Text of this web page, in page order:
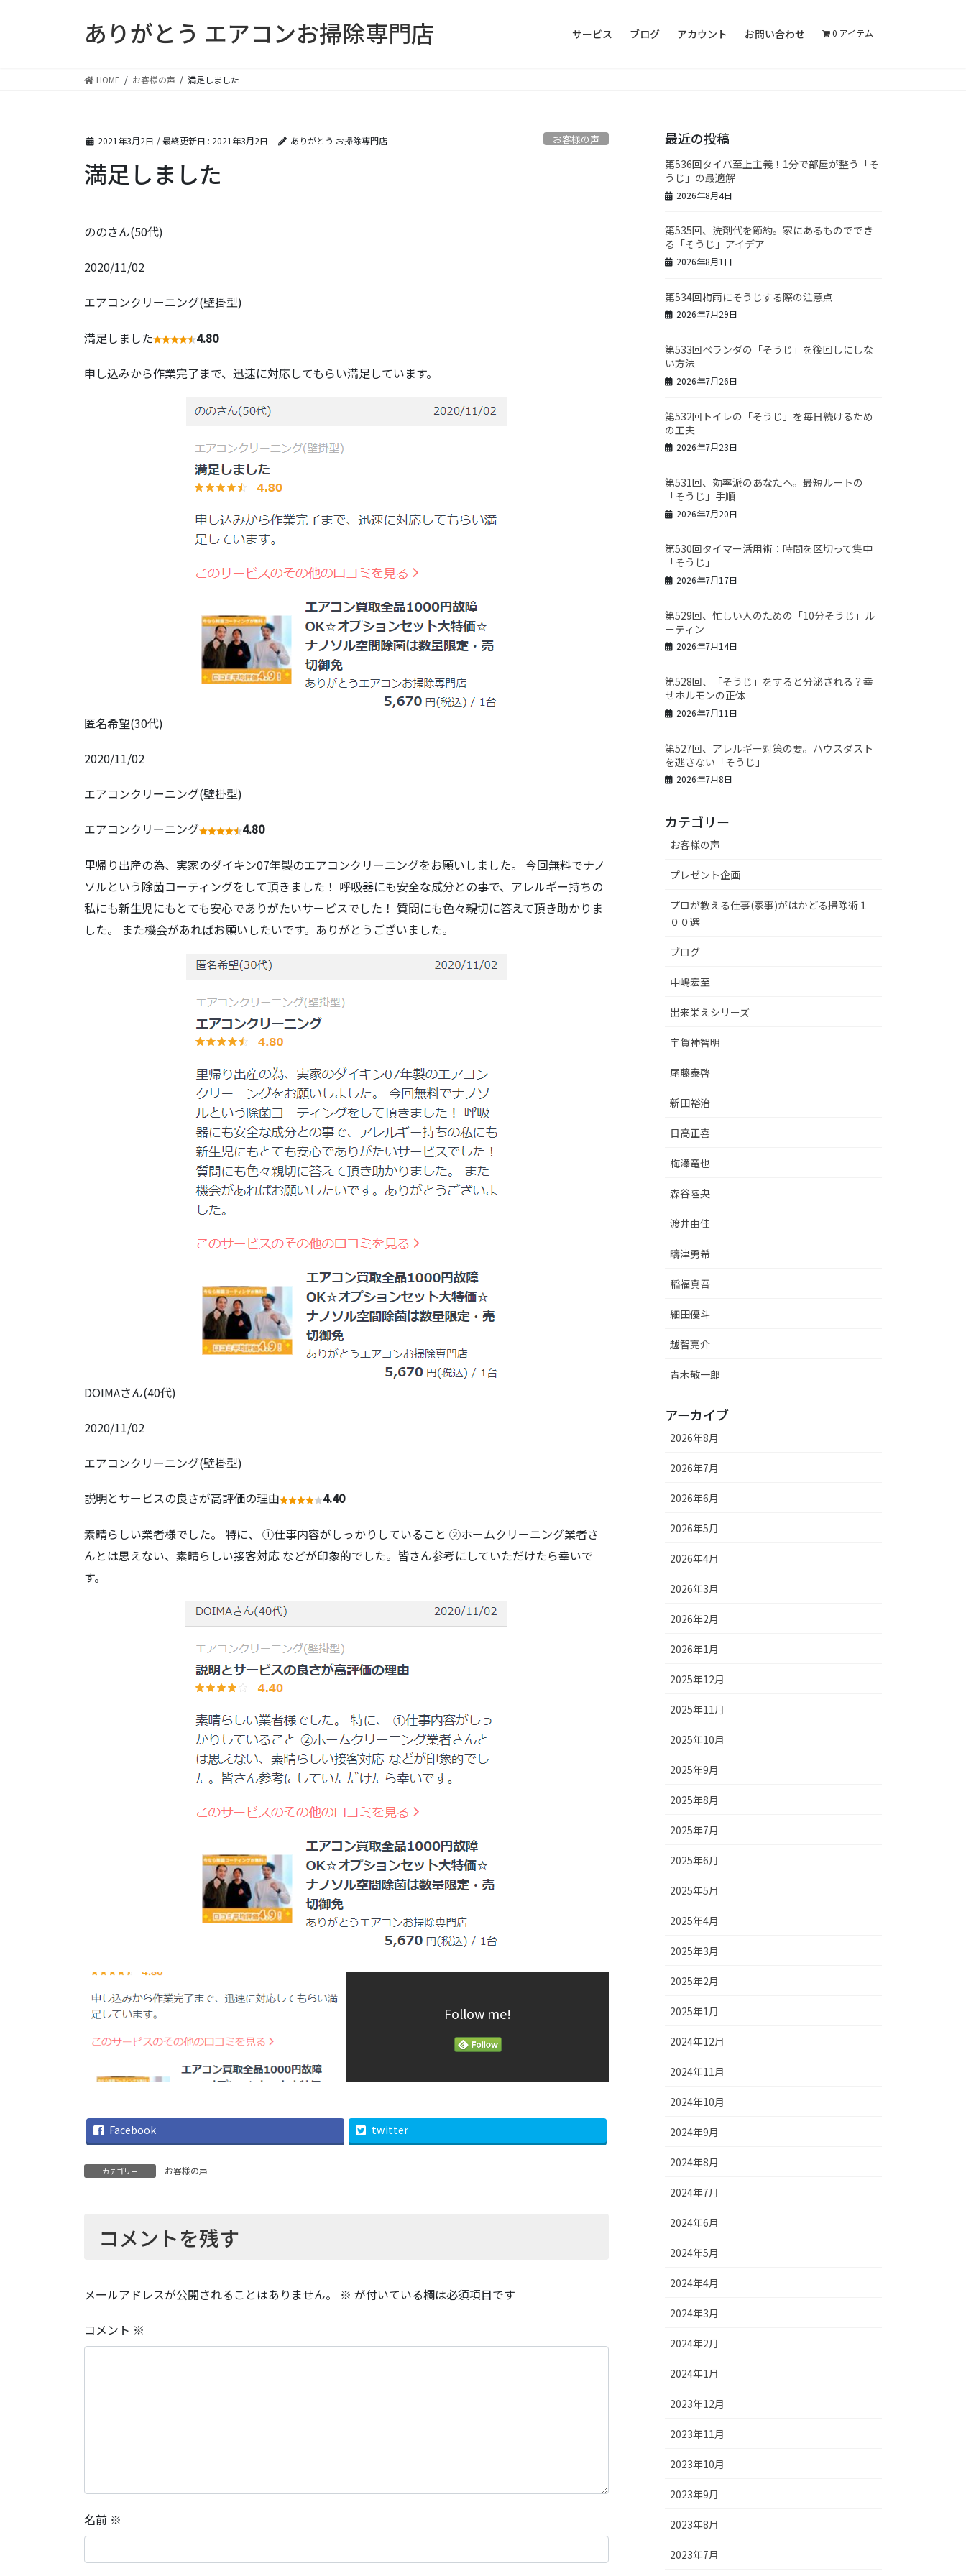
ありがとう エアコンお掃除専門店 サービス ブログ アカウント お問い合わせ 0 アイテム
HOME お客様の声 満足しました
2021年3月2日 / 最終更新日 : 2021年3月2日 ありがとう お掃除専門店 お客様の声
満足しました
ののさん(50代)
2020/11/02
エアコンクリーニング(壁掛型)
満足しました 4.80
申し込みから作業完了まで、迅速に対応してもらい満足しています。
匿名希望(30代)
2020/11/02
エアコンクリーニング(壁掛型)
エアコンクリーニング 4.80
里帰り出産の為、実家のダイキン07年製のエアコンクリーニングをお願いしました。 今回無料でナノ
ソルという除菌コーティングをして頂きました！ 呼吸器にも安全な成分との事で、アレルギー持ちの
私にも新生児にもとても安心でありがたいサービスでした！ 質問にも色々親切に答えて頂き助かりま
した。 また機会があればお願いしたいです。ありがとうございました。
DOIMAさん(40代)
2020/11/02
エアコンクリーニング(壁掛型)
説明とサービスの良さが高評価の理由 4.40
素晴らしい業者様でした。 特に、 ①仕事内容がしっかりしていること ②ホームクリーニング業者さ
んとは思えない、素晴らしい接客対応 などが印象的でした。皆さん参考にしていただけたら幸いで
す。
Follow me!
Facebook twitter
カテゴリー お客様の声
コメントを残す
メールアドレスが公開されることはありません。 ※ が付いている欄は必須項目です
コメント ※
名前 ※
最近の投稿
第536回タイパ至上主義！1分で部屋が整う「そ
うじ」の最適解
2026年8月4日
第535回、洗剤代を節約。家にあるものででき
る「そうじ」アイデア
2026年8月1日
第534回梅雨にそうじする際の注意点
2026年7月29日
第533回ベランダの「そうじ」を後回しにしな
い方法
2026年7月26日
第532回トイレの「そうじ」を毎日続けるため
の工夫
2026年7月23日
第531回、効率派のあなたへ。最短ルートの
「そうじ」手順
2026年7月20日
第530回タイマー活用術：時間を区切って集中
「そうじ」
2026年7月17日
第529回、忙しい人のための「10分そうじ」ル
ーティン
2026年7月14日
第528回、「そうじ」をすると分泌される？幸
せホルモンの正体
2026年7月11日
第527回、アレルギー対策の要。ハウスダスト
を逃さない「そうじ」
2026年7月8日
カテゴリー
お客様の声
プレゼント企画
プロが教える仕事(家事)がはかどる掃除術１
００選
ブログ
中嶋宏至
出来栄えシリーズ
宇賀神智明
尾藤泰啓
新田裕治
日高正喜
梅澤竜也
森谷陸央
渡井由佳
疇津勇希
稲福真吾
細田優斗
越智亮介
青木敬一郎
アーカイブ
2026年8月
2026年7月
2026年6月
2026年5月
2026年4月
2026年3月
2026年2月
2026年1月
2025年12月
2025年11月
2025年10月
2025年9月
2025年8月
2025年7月
2025年6月
2025年5月
2025年4月
2025年3月
2025年2月
2025年1月
2024年12月
2024年11月
2024年10月
2024年9月
2024年8月
2024年7月
2024年6月
2024年5月
2024年4月
2024年3月
2024年2月
2024年1月
2023年12月
2023年11月
2023年10月
2023年9月
2023年8月
2023年7月